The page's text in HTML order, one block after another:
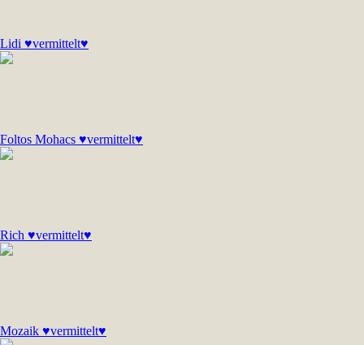
Lidi ♥vermittelt♥
Foltos Mohacs ♥vermittelt♥
Rich ♥vermittelt♥
Mozaik ♥vermittelt♥